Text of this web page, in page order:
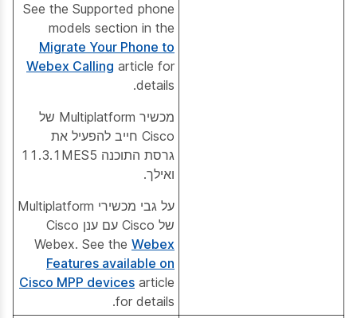
See the Supported phone
models section in the
Migrate Your Phone to
Webex Calling article for
details.
מכשיר Multiplatform של
Cisco חייב להפעיל את
גרסת התוכנה 11.3.1MES5
ואילך.
על גבי מכשירי Multiplatform
של Cisco עם ענן Cisco
Webex. See the Webex
Features available on
Cisco MPP devices article
for details.